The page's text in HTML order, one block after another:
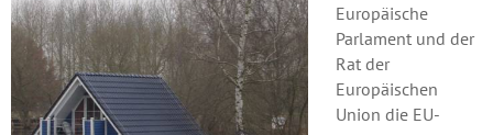
Europäische
Parlament und der
Rat der
Europäischen
Union die EU-